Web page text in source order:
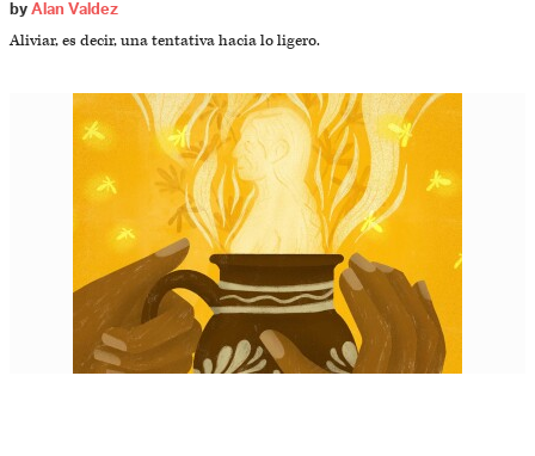
by Alan Valdez
Aliviar, es decir, una tentativa hacia lo ligero.